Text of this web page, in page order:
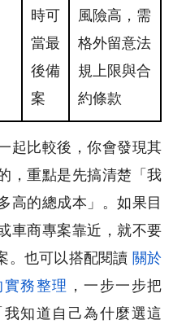
時可
當最
後備
案
風險高，需
格外留意法
規上限與合
約條款
起比較後，你會發現其
，重點是先搞清楚「我
高的總成本」。如果目
車商專案靠近，就不要
。也可以搭配閱讀 關於
務整理 ，一步一步把
我知道自己為什麼選這